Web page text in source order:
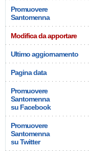
Promuovere
Santomenna
Modifica da apportare
Ultimo aggiornamento
Pagina data
Promuovere
Santomenna
su Facebook
Promuovere
Santomenna
su Twitter